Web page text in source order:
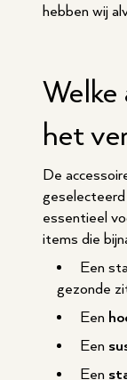
hebben wij
Welke
het
De
essentieel
items die
Een
gezonde
Een
Een
Een